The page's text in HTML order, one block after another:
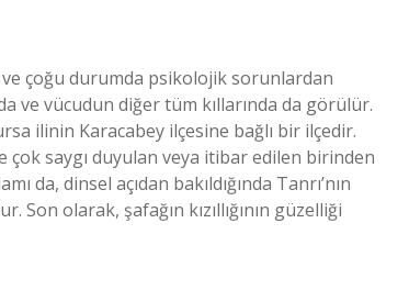
çoğu durumda psikolojik sorunlardan
ve vücudun diğer tüm kıllarında da görülür.
ilinin Karacabey ilçesine bağlı bir ilçedir.
saygı duyulan veya itibar edilen birinden
da, dinsel açıdan bakıldığında Tanrı’nın
olarak, şafağın kızıllığının güzelliği